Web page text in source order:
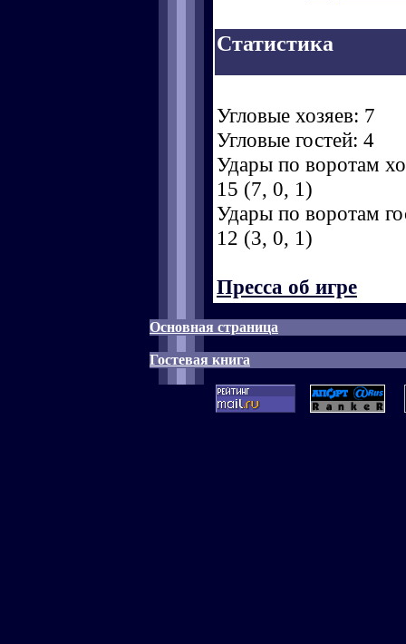
Статистика
Угловые хозяев: 7
Угловые гостей: 4
Удары по воротам
15 (7, 0, 1)
Удары по воротам
12 (3, 0, 1)
Пресса об игре
Основная страница
Гостевая книга